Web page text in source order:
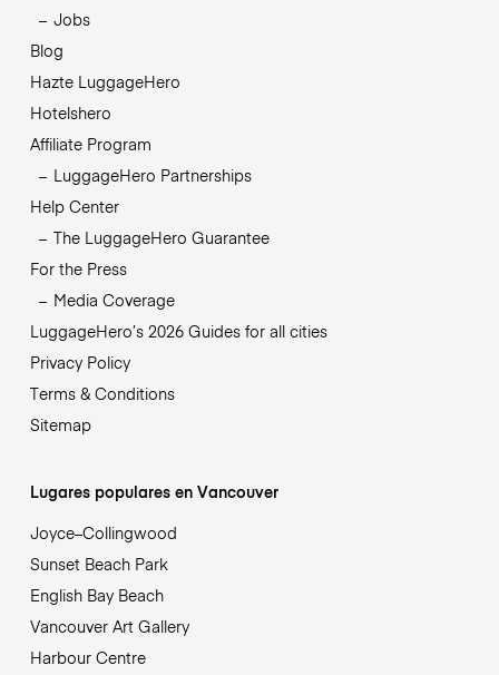
Jobs
Blog
Hazte LuggageHero
Hotelshero
Affiliate Program
LuggageHero Partnerships
Help Center
The LuggageHero Guarantee
For the Press
Media Coverage
LuggageHero’s 2026 Guides for all cities
Privacy Policy
Terms & Conditions
Sitemap
Lugares populares en Vancouver
Joyce–Collingwood
Sunset Beach Park
English Bay Beach
Vancouver Art Gallery
Harbour Centre